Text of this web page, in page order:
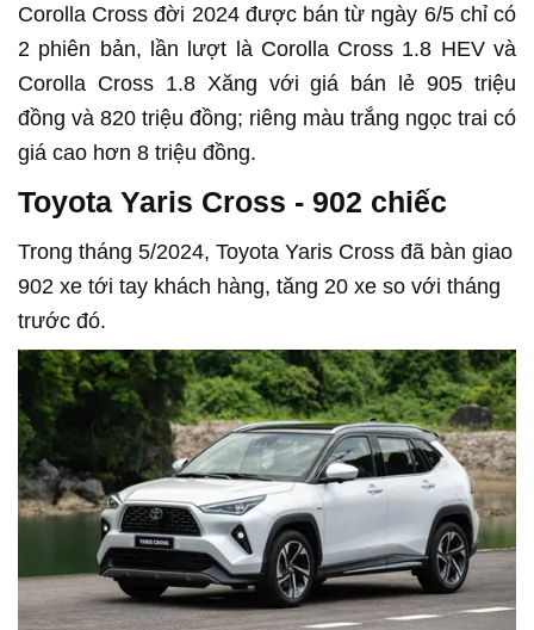
Corolla Cross đời 2024 được bán từ ngày 6/5 chỉ có
2 phiên bản, lần lượt là Corolla Cross 1.8 HEV và
Corolla Cross 1.8 Xăng với giá bán lẻ 905 triệu
đồng và 820 triệu đồng; riêng màu trắng ngọc trai có
giá cao hơn 8 triệu đồng.
Toyota Yaris Cross - 902 chiếc
Trong tháng 5/2024, Toyota Yaris Cross đã bàn giao
902 xe tới tay khách hàng, tăng 20 xe so với tháng
trước đó.